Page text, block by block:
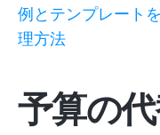
例とテンプレート
理方法
予算の